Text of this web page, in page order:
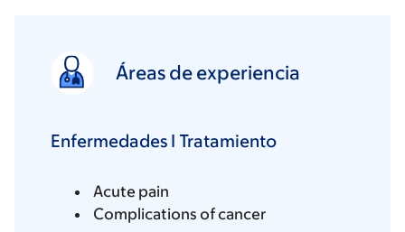
Áreas de experiencia
Enfermedades I Tratamiento
Acute pain
Complications of cancer